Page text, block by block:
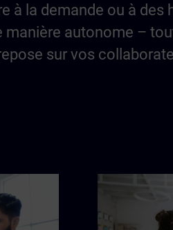
à la demande ou à des
manière autonome –
sur vos